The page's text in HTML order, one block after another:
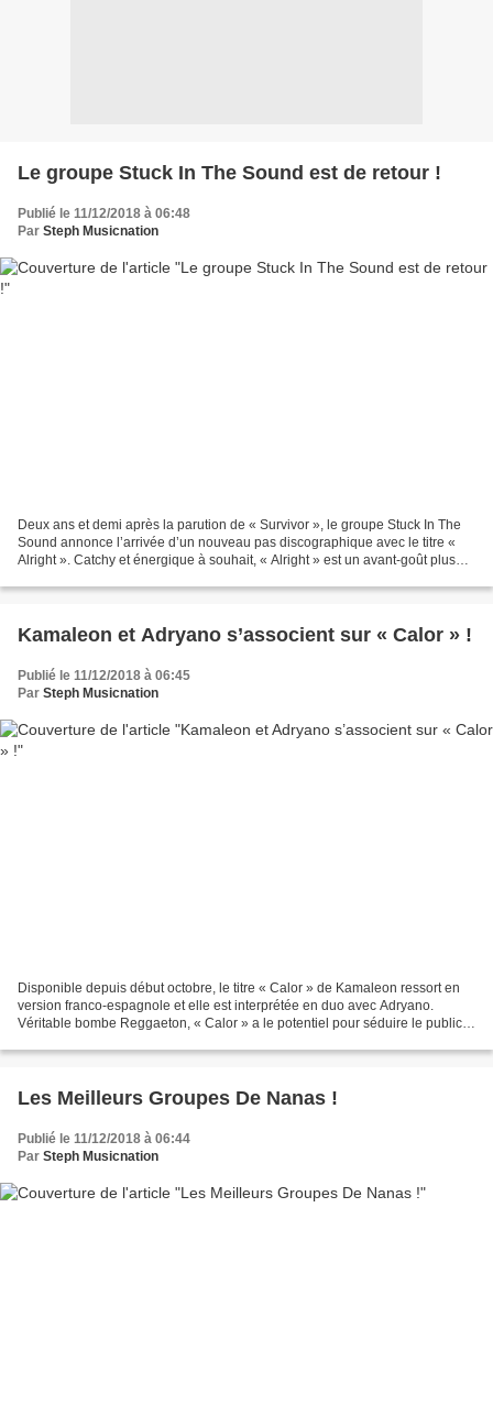
Le groupe Stuck In The Sound est de retour !
Publié le 11/12/2018 à 06:48
Par Steph Musicnation
Deux ans et demi après la parution de « Survivor », le groupe Stuck In The
Sound annonce l’arrivée d’un nouveau pas discographique avec le titre «
Alright ». Catchy et énergique à souhait, « Alright » est un avant-goût plus
Kamaleon et Adryano s’associent sur « Calor » !
Publié le 11/12/2018 à 06:45
Par Steph Musicnation
Disponible depuis début octobre, le titre « Calor » de Kamaleon ressort en
version franco-espagnole et elle est interprétée en duo avec Adryano.
Véritable bombe Reggaeton, « Calor » a le potentiel pour séduire le public,
Les Meilleurs Groupes De Nanas !
Publié le 11/12/2018 à 06:44
Par Steph Musicnation